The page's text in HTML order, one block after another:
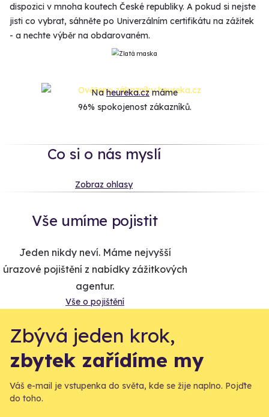
dispozici v mnoha koutech České republiky. A pokud si nejste
jisti co vybrat, sáhněte po Univerzálním certifikátu na zážitek
- a nechte výběr na obdarovaném.
Naheureka.czmáme
96% spokojenost zákazníků.
Co si o nás myslí
Zobraz ohlasy
Vše umíme pojistit
Jeden nikdy neví. Máme nejvyšší
úrazové pojištění z nabídky zážitkových
agentur.
Vše o pojištění
Zbývá jeden krok,
zbytek zařídíme my
Váš e-mail je vstupenka do světa, kde se žije naplno. Pojďte
do toho.